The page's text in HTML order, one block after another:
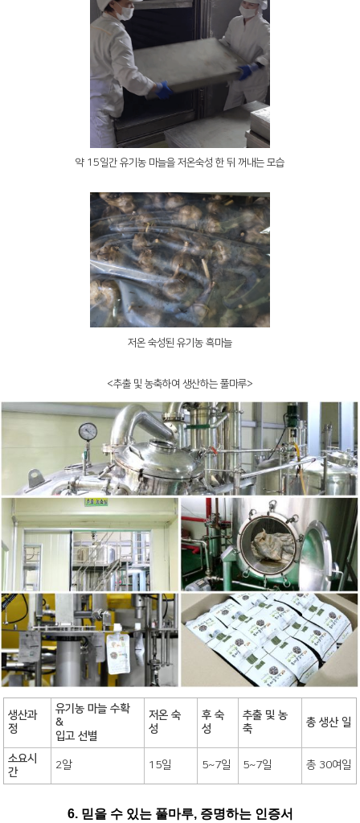
약 15일간 유기농 마늘을 저온숙성 한 뒤 꺼내는 모습
저온 숙성된 유기농 흑마늘
<추출 및 농축하여 생산하는 풀마루>
생산과
정
유기농 마늘 수확
&
입고 선별
저온 숙
성
후 숙
성
추출 및 농
축
총 생산 일
소요시
간
2알 15일 5~7일 5~7일 총 30여일
6. 믿을 수 있는 풀마루, 증명하는 인증서